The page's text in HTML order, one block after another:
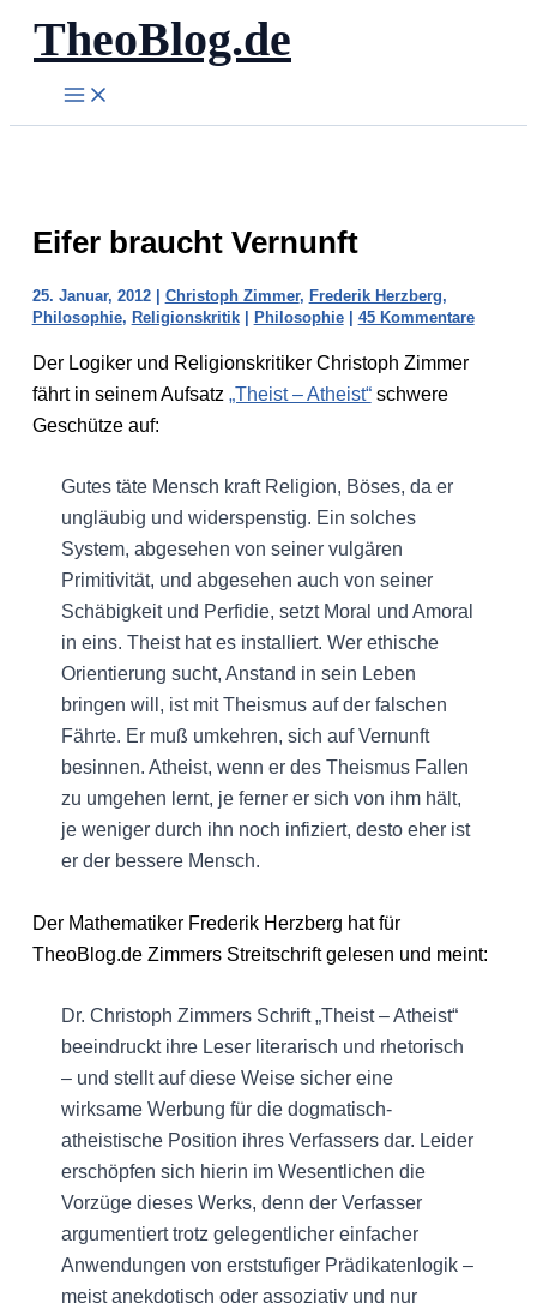
Zum
Inhalt
springen
TheoBlog.de
Eifer braucht Vernunft
25. Januar, 2012 | Christoph Zimmer, Frederik Herzberg,
Philosophie, Religionskritik| Philosophie| 45 Kommentare
Der Logiker und Religionskritiker Christoph Zimmer
fährt in seinem Aufsatz „Theist – Atheist“schwere
Geschütze auf:
Gutes täte Mensch kraft Religion, Böses, da er
ungläubig und widerspenstig. Ein solches
System, abgesehen von seiner vulgären
Primitivität, und abgesehen auch von seiner
Schäbigkeit und Perfidie, setzt Moral und Amoral
in eins. Theist hat es installiert. Wer ethische
Orientierung sucht, Anstand in sein Leben
bringen will, ist mit Theismus auf der falschen
Fährte. Er muß umkehren, sich auf Vernunft
besinnen. Atheist, wenn er des Theismus Fallen
zu umgehen lernt, je ferner er sich von ihm hält,
je weniger durch ihn noch infiziert, desto eher ist
er der bessere Mensch.
Der Mathematiker Frederik Herzberg hat für
TheoBlog.de Zimmers Streitschrift gelesen und meint:
Dr. Christoph Zimmers Schrift „Theist – Atheist“
beeindruckt ihre Leser literarisch und rhetorisch
– und stellt auf diese Weise sicher eine
wirksame Werbung für die dogmatisch-
atheistische Position ihres Verfassers dar. Leider
erschöpfen sich hierin im Wesentlichen die
Vorzüge dieses Werks, denn der Verfasser
argumentiert trotz gelegentlicher einfacher
Anwendungen von erststufiger Prädikatenlogik –
meist anekdotisch oder assoziativ und nur